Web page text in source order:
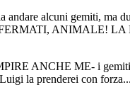
alcuni gemiti, ma
FERMATI, ANIMALE!
ANCHE ME- i gemiti
la prenderei con